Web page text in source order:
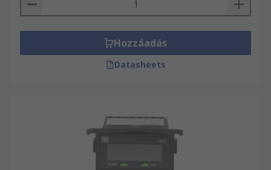
Hozzáadás
Datasheets